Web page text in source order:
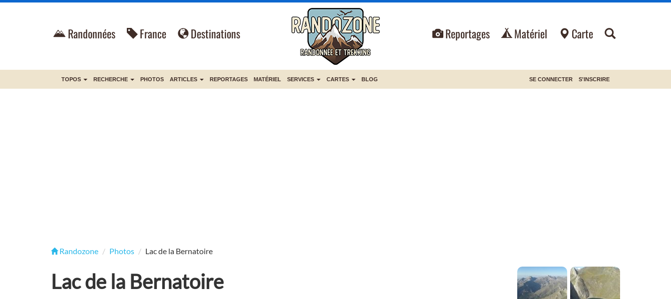
Randonnées France Destinations Reportages Matériel Carte
TOPOS RECHERCHE PHOTOS ARTICLES REPORTAGES MATÉRIEL SERVICES CARTES BLOG SE CONNECTER S'INSCRIRE
Randozone Photos Lac de la Bernatoire
Lac de la Bernatoire